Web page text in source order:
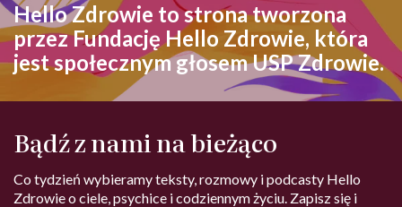
Hello Zdrowie to strona tworzona
przez Fundację Hello Zdrowie, która
jest społecznym głosem USP Zdrowie.
Bądź z nami na bieżąco
Co tydzień wybieramy teksty, rozmowy i podcasty Hello
Zdrowie o ciele, psychice i codziennym życiu. Zapisz się i